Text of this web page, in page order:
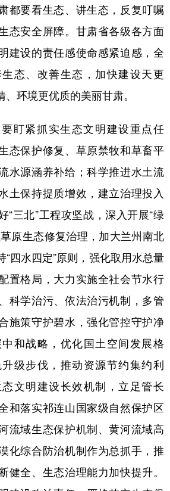
都要看生态、讲生态，反复叮嘱
态安全屏障。甘肃省各级各方面
建设的责任感使命感紧迫感，全
态、改善生态，加快建设天更
环境更优质的美丽甘肃。
紧抓实生态文明建设重点任
态保护修复、草原禁牧和草畜平
水源涵养补给；科学推进水土流
土保持提质增效，建立治理投入
“三北”工程攻坚战，深入开展“绿
原生态修复治理，加大兰州南北
四水四定”原则，强化取用水总量
置格局，大力实施全社会节水行
科学治污、依法治污机制，多管
施策守护碧水，强化管控守护净
和战略，优化国土空间发展格
级步伐，推动资源节约集约利
文明建设长效机制，立足管长
和落实祁连山国家级自然保护区
流域生态保护机制、黄河流域高
化综合防治机制作为总抓手，推
健全、生态治理能力加快提升。